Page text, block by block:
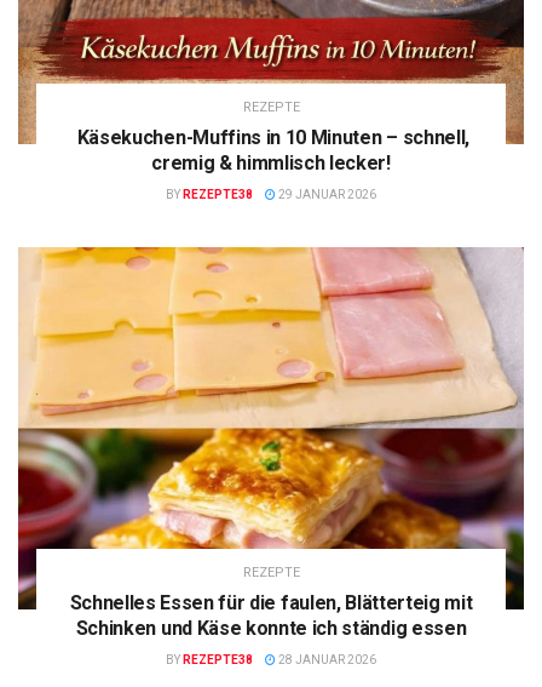
REZEPTE
Käsekuchen-Muffins in 10 Minuten – schnell,
cremig & himmlisch lecker!
BY REZEPTE38 29 JANUAR 2026
REZEPTE
Schnelles Essen für die faulen, Blätterteig mit
Schinken und Käse konnte ich ständig essen
BY REZEPTE38 28 JANUAR 2026